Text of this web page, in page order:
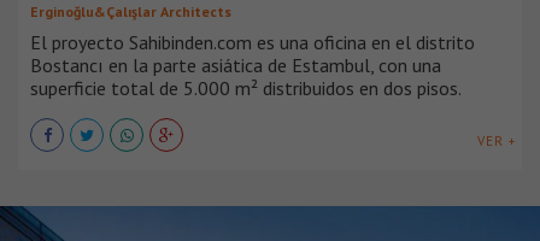
Erginoğlu&Çalışlar Architects
El proyecto Sahibinden.com es una oficina en el distrito
Bostancı en la parte asiática de Estambul, con una
superficie total de 5.000 m² distribuidos en dos pisos.
VER +